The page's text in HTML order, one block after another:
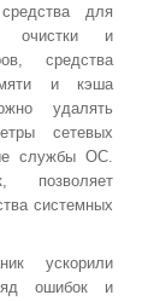
для
очистки и
средства
и кэша
удалять
сетевых
службы ОС.
позволяет
системных
ускорили
ошибок и